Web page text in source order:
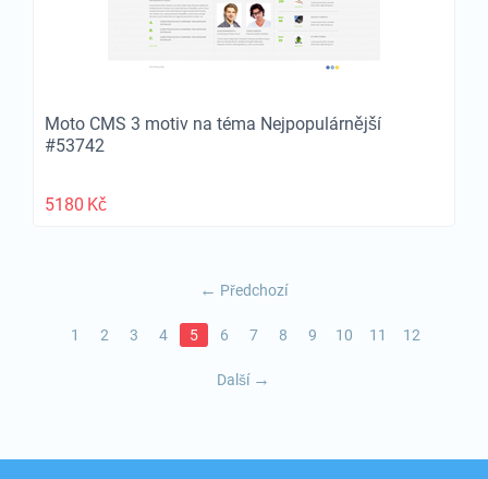
Moto CMS 3 motiv na téma Nejpopulárnější
#53742
5180 Kč
Předchozí
1 2 3 4 5 6 7 8 9 10 11 12
Další